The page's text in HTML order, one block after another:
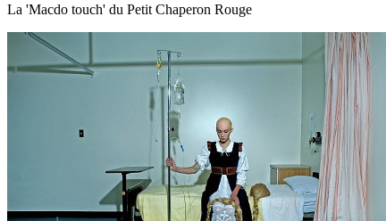
La 'Macdo touch' du Petit Chaperon Rouge